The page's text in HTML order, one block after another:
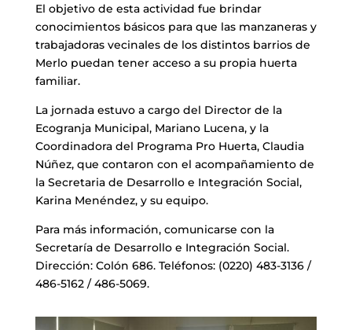
El objetivo de esta actividad fue brindar
conocimientos básicos para que las manzaneras y
trabajadoras vecinales de los distintos barrios de
Merlo puedan tener acceso a su propia huerta
familiar.
La jornada estuvo a cargo del Director de la
Ecogranja Municipal, Mariano Lucena, y la
Coordinadora del Programa Pro Huerta, Claudia
Núñez, que contaron con el acompañamiento de
la Secretaria de Desarrollo e Integración Social,
Karina Menéndez, y su equipo.
Para más información, comunicarse con la
Secretaría de Desarrollo e Integración Social.
Dirección: Colón 686. Teléfonos: (0220) 483-3136 /
486-5162 / 486-5069.